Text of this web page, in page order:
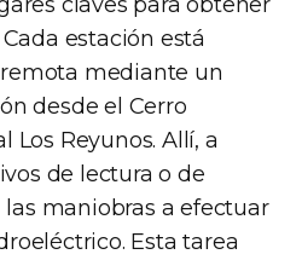
estación está
mediante un
desde el Cerro
Los Reyunos. Allí, a
de lectura o de
maniobras a efectuar
Esta tarea